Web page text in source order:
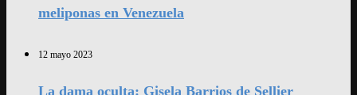
meliponas en Venezuela
12 mayo 2023
La dama oculta: Gisela Barrios de Sellier